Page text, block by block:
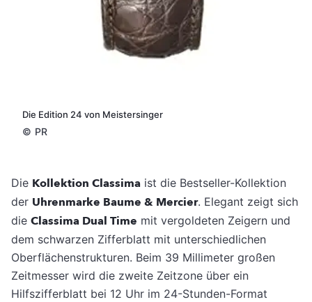
Die Edition 24 von Meistersinger
© PR
Die Kollektion Classima ist die Bestseller-Kollektion
der Uhrenmarke Baume & Mercier. Elegant zeigt sich
die Classima Dual Time mit vergoldeten Zeigern und
dem schwarzen Zifferblatt mit unterschiedlichen
Oberflächenstrukturen. Beim 39 Millimeter großen
Zeitmesser wird die zweite Zeitzone über ein
Hilfszifferblatt bei 12 Uhr im 24-Stunden-Format